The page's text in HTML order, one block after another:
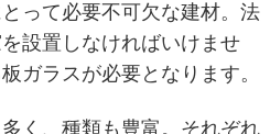
って必要不可欠な建材。法
設置しなければいけませ
ガラスが必要となります。
く、種類も豊富。それぞれ